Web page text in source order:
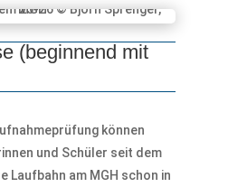
(beginnend mit
können
und Schüler seit dem
Laufbahn am MGH schon in